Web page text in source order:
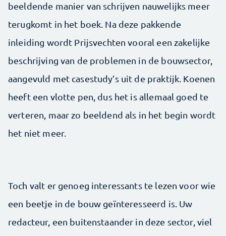
beeldende manier van schrijven nauwelijks meer
terugkomt in het boek. Na deze pakkende
inleiding wordt Prijsvechten vooral een zakelijke
beschrijving van de problemen in de bouwsector,
aangevuld met casestudy’s uit de praktijk. Koenen
heeft een vlotte pen, dus het is allemaal goed te
verteren, maar zo beeldend als in het begin wordt
het niet meer.
Toch valt er genoeg interessants te lezen voor wie
een beetje in de bouw geïnteresseerd is. Uw
redacteur, een buitenstaander in deze sector, viel